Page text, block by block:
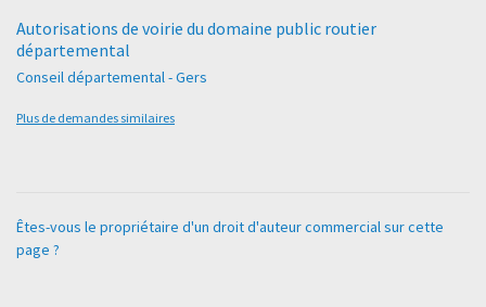
Autorisations de voirie du domaine public routier
départemental
Conseil départemental - Gers
Plus de demandes similaires
Êtes-vous le propriétaire d'un droit d'auteur commercial sur cette
page ?